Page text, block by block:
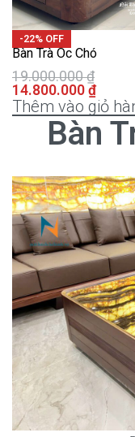
-22% OFF
Bàn Trà Óc Chó
19.000.000₫
14.800.000 ₫
Thêm vào giỏ
Bàn